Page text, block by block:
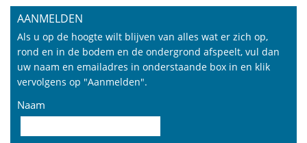
AANMELDEN
Als u op de hoogte wilt blijven van alles wat er zich op,
rond en in de bodem en de ondergrond afspeelt, vul dan
uw naam en emailadres in onderstaande box in en klik
vervolgens op "Aanmelden".
Naam